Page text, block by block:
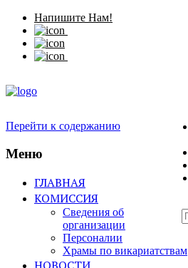
Напишите Нам!
Перейти к содержанию
Меню
ГЛАВНАЯ
КОМИССИЯ
Сведения об
организации
Персоналии
Храмы по викариатствам